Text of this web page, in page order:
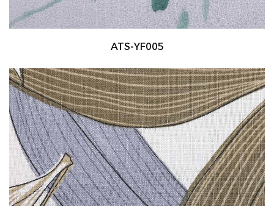
ATS-YF005